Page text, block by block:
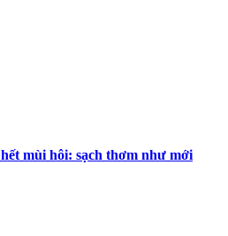
mùi hôi: sạch thơm như mới